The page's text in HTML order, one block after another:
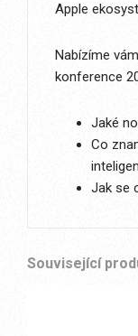
Apple
Nabízíme
konference
Jaké
Co
Jak se
Související